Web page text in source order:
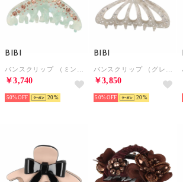
BIBI
￥3,740
50% 20
BIBI
￥3,850
50% 20